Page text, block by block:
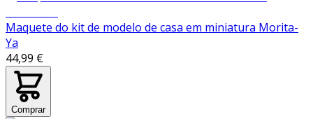
Maquete do kit de modelo de casa em miniatura Morita-
Ya
44,99 €
Comprar